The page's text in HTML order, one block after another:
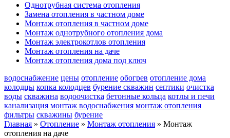
Однотрубная система отопления
Замена отопления в частном доме
Монтаж отопления в частном доме
Монтаж однотрубного отопления дома
Монтаж электрокотлов отопления
Монтаж отопления на даче
Монтаж отопления дома под ключ
водоснабжение цены отопление обогрев отопление дома
колодцы копка колодцев бурение скважин септики очистка
воды скважина водоочистка бетонные кольца котлы и печи
канализация монтаж водоснабжения монтаж отопления
фильтры скважины бурение
Главная » Отопление » Монтаж отопления » Монтаж
отопления на даче